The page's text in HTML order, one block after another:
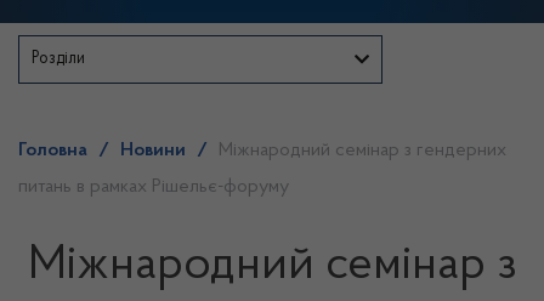
Розділи
Головна / Новини /
Міжнародний семінар з гендерних
питань в рамках Рішельє-форуму
Міжнародний семінар з